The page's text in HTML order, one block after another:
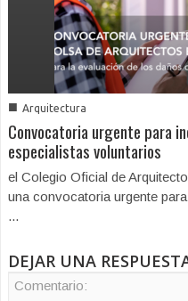
■ Arquitectura
Convocatoria urgente para
especialistas voluntarios
el Colegio Oficial de
una convocatoria urgente
...
DEJAR UNA